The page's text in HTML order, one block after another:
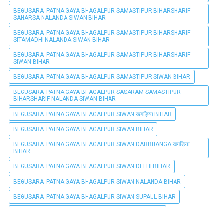
BEGUSARAI PATNA GAYA BHAGALPUR SAMASTIPUR BIHARSHARIF
SAHARSA NALANDA SIWAN BIHAR
BEGUSARAI PATNA GAYA BHAGALPUR SAMASTIPUR BIHARSHARIF
SITAMADHI NALANDA SIWAN BIHAR
BEGUSARAI PATNA GAYA BHAGALPUR SAMASTIPUR BIHARSHARIF
SIWAN BIHAR
BEGUSARAI PATNA GAYA BHAGALPUR SAMASTIPUR SIWAN BIHAR
BEGUSARAI PATNA GAYA BHAGALPUR SASARAM SAMASTIPUR
BIHARSHARIF NALANDA SIWAN BIHAR
BEGUSARAI PATNA GAYA BHAGALPUR SIWAN खगड़िया BIHAR
BEGUSARAI PATNA GAYA BHAGALPUR SIWAN BIHAR
BEGUSARAI PATNA GAYA BHAGALPUR SIWAN DARBHANGA खगड़िया
BIHAR
BEGUSARAI PATNA GAYA BHAGALPUR SIWAN DELHI BIHAR
BEGUSARAI PATNA GAYA BHAGALPUR SIWAN NALANDA BIHAR
BEGUSARAI PATNA GAYA BHAGALPUR SIWAN SUPAUL BIHAR